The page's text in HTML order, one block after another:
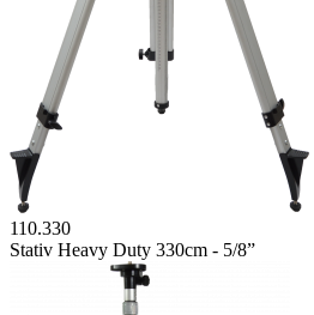
110.330
Stativ Heavy Duty 330cm - 5/8”